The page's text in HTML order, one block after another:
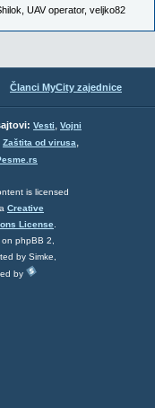
UAV operator, veljko82
Članci MyCity zajednice
Vesti, Vojni
Zaštita od virusa,
is licensed
Creative
License
phpBB 2,
by Simke,
by